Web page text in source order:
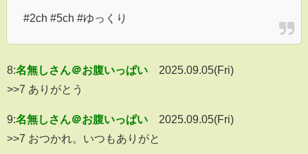
#2ch #5ch #ゆっくり
8:名無しさん＠お腹いっぱい
2025.09.05(Fri)
>>7 ありがとう
9:名無しさん＠お腹いっぱい
2025.09.05(Fri)
>>7 おつかれ。いつもありがと